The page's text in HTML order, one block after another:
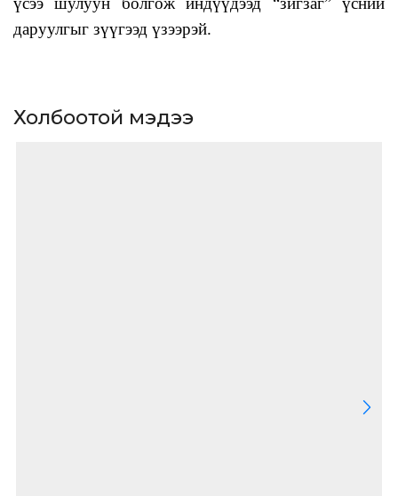
даруулгыг зүүгээд үзээрэй.
Холбоотой мэдээ